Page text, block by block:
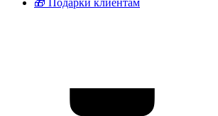
🎁 Подарки клиентам